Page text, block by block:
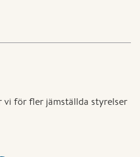
vi för fler jämställda styrelser